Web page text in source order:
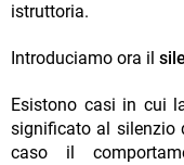
istruttoria.
Introduciamo ora il
Esistono casi in cui
significato al silenzio
caso il